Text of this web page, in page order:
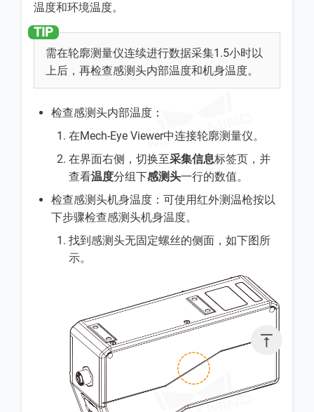

温度和环境温度。
需在轮廓测量仪连续进行数据采集1.5小时以
上后，再检查感测头内部温度和机身温度。
检查感测头内部温度：
在Mech-Eye Viewer中连接轮廓测量仪。
在界面右侧，切换至采集信息标签页，并
查看温度分组下感测头一行的数值。
检查感测头机身温度：可使用红外测温枪按以
下步骤检查感测头机身温度。
找到感测头无固定螺丝的侧面，如下图所
示。